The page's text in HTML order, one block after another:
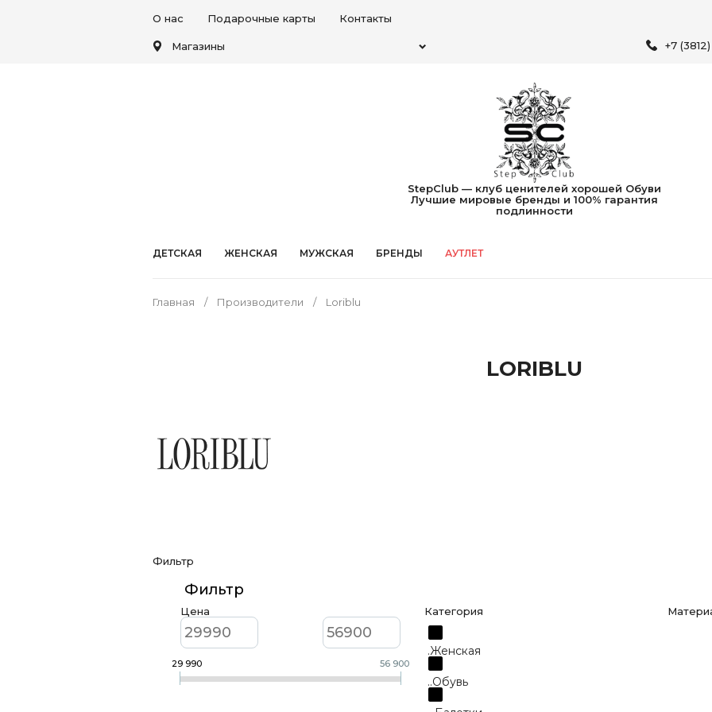
О нас Подарочные карты Контакты
Магазины +7
StepClub — клуб ценителей хорошей Обуви
Лучшие мировые бренды и 100% гарантия
подлинности
ДЕТСКАЯ ЖЕНСКАЯ МУЖСКАЯ БРЕНДЫ АУТЛЕТ
Главная Производители Loriblu
LORIBLU
Фильтр
Фильтр
Цена
29 990 56 900
Категория
.Женская
..Обувь